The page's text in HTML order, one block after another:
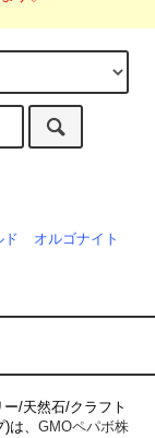
ド オルゴナイト
/天然石/クラフト
、 GMOペパボ株